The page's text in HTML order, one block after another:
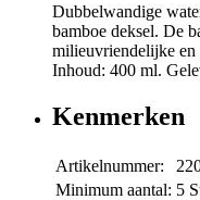
Dubbelwandige
bamboe deksel. De
milieuvriendelijke en
Inhoud: 400 ml.
Kenmerken
Artikelnummer:
Minimum aantal: 5